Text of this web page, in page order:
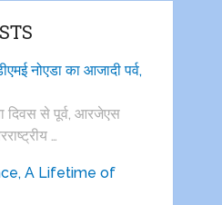
नोएडा का आजादी पर्व,
दिवस से पूर्व, आरजेएस
…
A Lifetime of